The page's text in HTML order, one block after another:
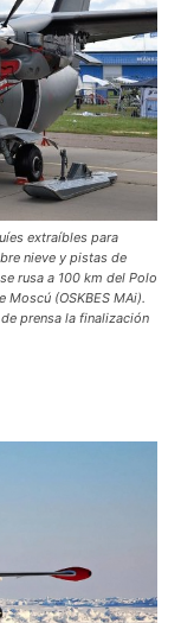
extraíbles para
nieve y pistas de
rusa a 100 km del Polo
(OSKBES MAi).
prensa la finalización